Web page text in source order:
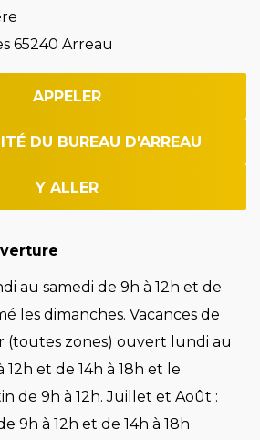
65240 Arreau
APPELER
DU BUREAU D'ARREAU
Y ALLER
au samedi de 9h à 12h et de
les dimanches. Vacances de
(toutes zones) ouvert lundi au
12h et de 14h à 18h et le
de 9h à 12h. Juillet et Août :
9h à 12h et de 14h à 18h